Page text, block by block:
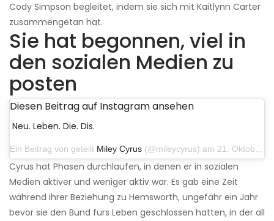
Cody Simpson begleitet, indem sie sich mit Kaitlynn Carter
zusammengetan hat.
Sie hat begonnen, viel in
den sozialen Medien zu
posten
Diesen Beitrag auf Instagram ansehen
Neu. Leben. Die. Dis.
Ein Beitrag von geteilt Miley Cyrus (@mileycyrus) am 21. Oktober 2019 um 12:31 Uhr PDT
Cyrus hat Phasen durchlaufen, in denen er in sozialen
Medien aktiver und weniger aktiv war. Es gab eine Zeit
während ihrer Beziehung zu Hemsworth, ungefähr ein Jahr
bevor sie den Bund fürs Leben geschlossen hatten, in der all